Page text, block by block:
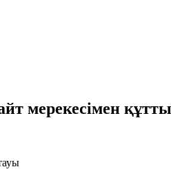
мерекесімен